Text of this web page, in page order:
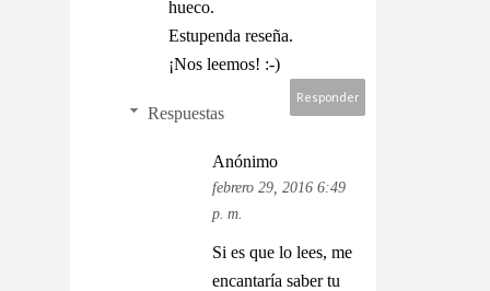
hueco.
Estupenda reseña.
¡Nos leemos! :-)
Responder
Respuestas
Anónimo
febrero 29, 2016 6:49
p. m.
Si es que lo lees, me
encantaría saber tu